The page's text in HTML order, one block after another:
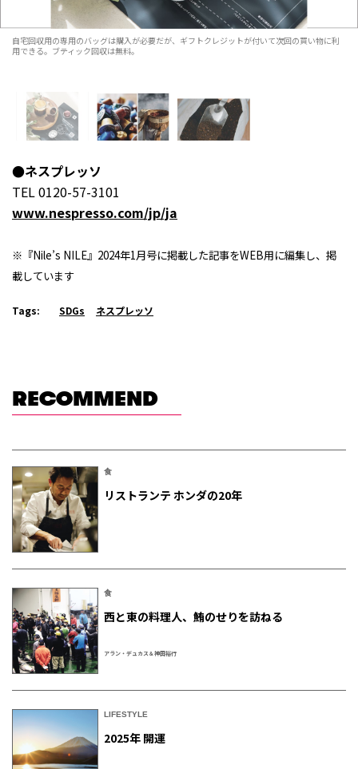
自宅回収用の専用のバッグは購入が必要だが、ギフトクレジットが付いて次回の買い物に利
用できる。ブティック回収は無料。
●ネスプレッソ
TEL 0120-57-3101
www.nespresso.com/jp/ja
※『Nile’s NILE』2024年1月号に掲載した記事をWEB用に編集し、掲
載しています
Tags: SDGs ネスプレッソ
RECOMMEND
食
リストランテ ホンダの20年
食
西と東の料理人、鮪のせりを訪ねる
アラン・デュカス＆神田裕行
LIFESTYLE
2025年 開運